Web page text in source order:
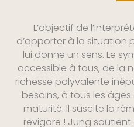
L’objectif de
d’apporter à la situation
lui donne un sens. Le
accessible à tous, de la
richesse polyvalente
besoins, à tous les
maturité. Il suscite la
revigore ! Jung